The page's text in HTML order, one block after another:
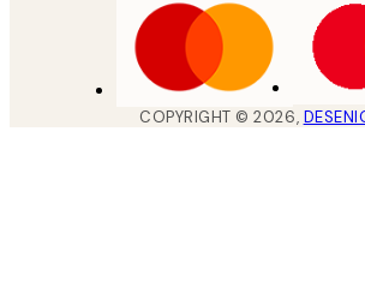
COPYRIGHT ©2026,